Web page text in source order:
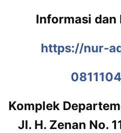
Informasi dan
https://nur-
Komplek
Jl. H. Zenan No.